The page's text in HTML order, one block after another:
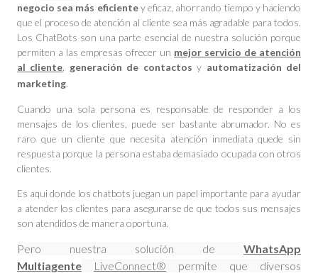
negocio sea más eficientey eficaz, ahorrando tiempo y haciendo
que el proceso de atención al cliente sea más agradable para todos.
Los ChatBots son una parte esencial de nuestra solución porque
permiten a las empresas ofrecer un mejor servicio de atención
al cliente
generación de contactos y automatización del
marketing.
Cuando una sola persona es responsable de responder a los
mensajes de los clientes, puede ser bastante abrumador. No es
raro que un cliente que necesita atención inmediata quede sin
respuesta porque la persona estaba demasiado ocupada con otros
clientes.
Es aqui donde los chatbots juegan un papel importante para ayudar
a atender los clientes para asegurarse de que todos sus mensajes
son atendidos de manera oportuna.
Pero nuestra solución de WhatsApp
Multiagente
LiveConnect® permite que diversos